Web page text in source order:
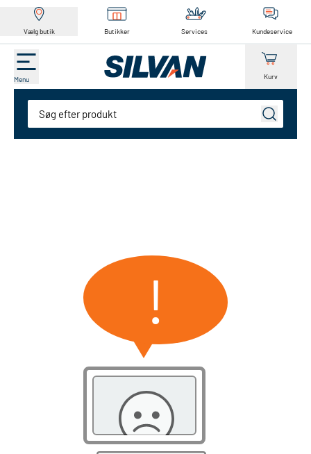
Vælg butik Butikker Services Kundeservice
Menu Kurv
Søg
!